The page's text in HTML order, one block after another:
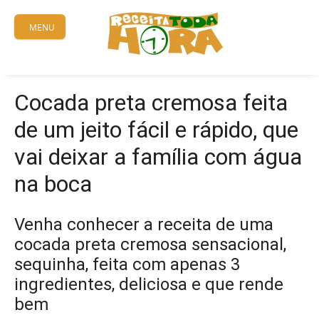
content
MENU
Cocada preta cremosa feita
de um jeito fácil e rápido, que
vai deixar a família com água
na boca
Venha conhecer a receita de uma
cocada preta cremosa sensacional,
sequinha, feita com apenas 3
ingredientes, deliciosa e que rende
bem